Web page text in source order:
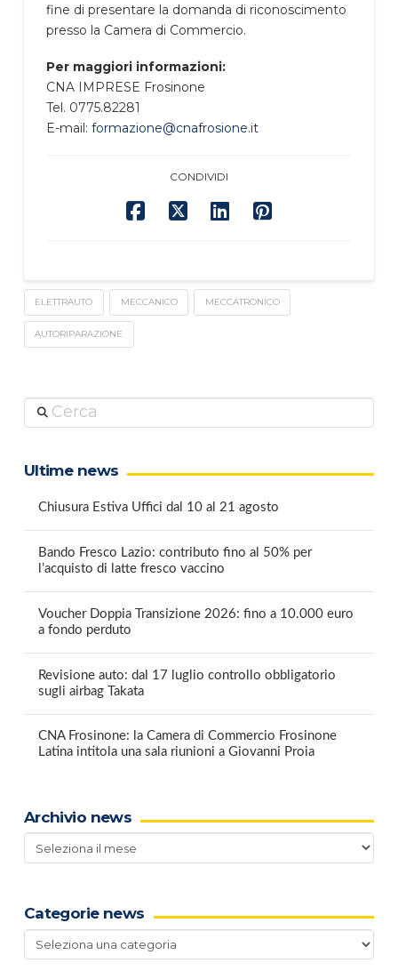
fine di presentare la domanda di riconoscimento
presso la Camera di Commercio.
Per maggiori informazioni:
CNA IMPRESE Frosinone
Tel. 0775.82281
E-mail: formazione@cnafrosione.it
CONDIVIDI
ELETTRAUTO MECCANICO MECCATRONICO
AUTORIPARAZIONE
Cerca
Ultime news
Chiusura Estiva Uffici dal 10 al 21 agosto
Bando Fresco Lazio: contributo fino al 50% per
l’acquisto di latte fresco vaccino
Voucher Doppia Transizione 2026: fino a 10.000 euro
a fondo perduto
Revisione auto: dal 17 luglio controllo obbligatorio
sugli airbag Takata
CNA Frosinone: la Camera di Commercio Frosinone
Latina intitola una sala riunioni a Giovanni Proia
Archivio news
Archivio
news
Categorie news
Categorie
news